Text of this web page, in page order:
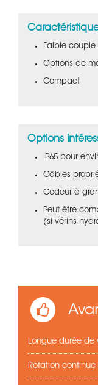
Faible
Options de
Compact
Options
IP65 pour
Câbles
Codeur à
Peut être
(si vérins
Longue durée de
Rotation